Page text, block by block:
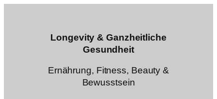
Longevity & Ganzheitliche
Gesundheit
Ernährung, Fitness, Beauty &
Bewusstsein